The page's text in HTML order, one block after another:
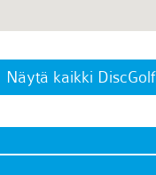
Näytä kaikki